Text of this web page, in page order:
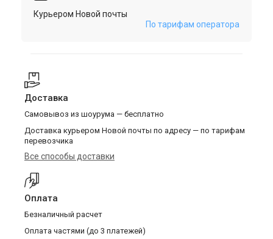
Курьером Новой почты
По тарифам оператора
Доставка
Самовывоз из шоурума — бесплатно
Доставка курьером Новой почты по адресу — по тарифам
перевозчика
Все способы доставки
Оплата
Безналичный расчет
Оплата частями (до 3 платежей)